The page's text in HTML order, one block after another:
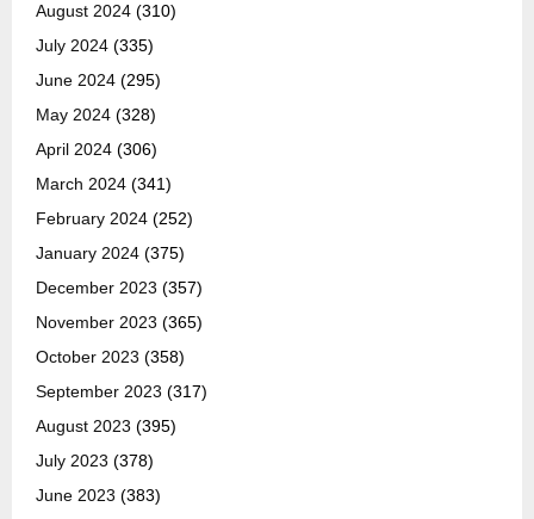
August 2024 (310)
July 2024 (335)
June 2024 (295)
May 2024 (328)
April 2024 (306)
March 2024 (341)
February 2024 (252)
January 2024 (375)
December 2023 (357)
November 2023 (365)
October 2023 (358)
September 2023 (317)
August 2023 (395)
July 2023 (378)
June 2023 (383)